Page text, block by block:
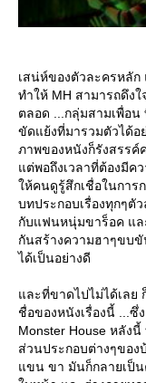
เสน่ห์ของตัวละครหลัก
ทำให้ MH สามารถดึง
ตลอด ...กลุ่มสามเพื่อน
ขัดแย้งที่มารวมตัวได้
ภาพของหนังก็รังสรรค์
ต่พอถึงเวลาที่ต้องมีค
ห้คนดูรู้สึกเชื่อในการก
บทประกอบเรื่องทุกๆตั
กับแฟนหนุ่มขาร็อค แล
กันสร้างความฮาๆขบ
ได้เป็นอย่างดี
ละที่ขาดไปไม่ได้เลย
ชื่อของหนังเรื่องนี้ ...
Monster House หลังนี้
ส่วนประกอบต่างๆขอ
ขน ขา มันก็กลายเป็น